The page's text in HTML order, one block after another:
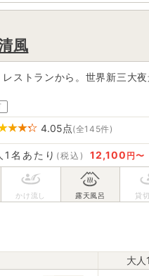
風
ストランから。世界新三大
4.05点(全145件)
1名あたり (税込) 12,100 円〜
大人